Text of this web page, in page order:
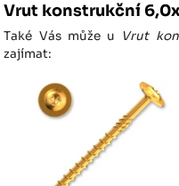
Vrut konstrukční
Také Vás může u Vrut
zajímat: